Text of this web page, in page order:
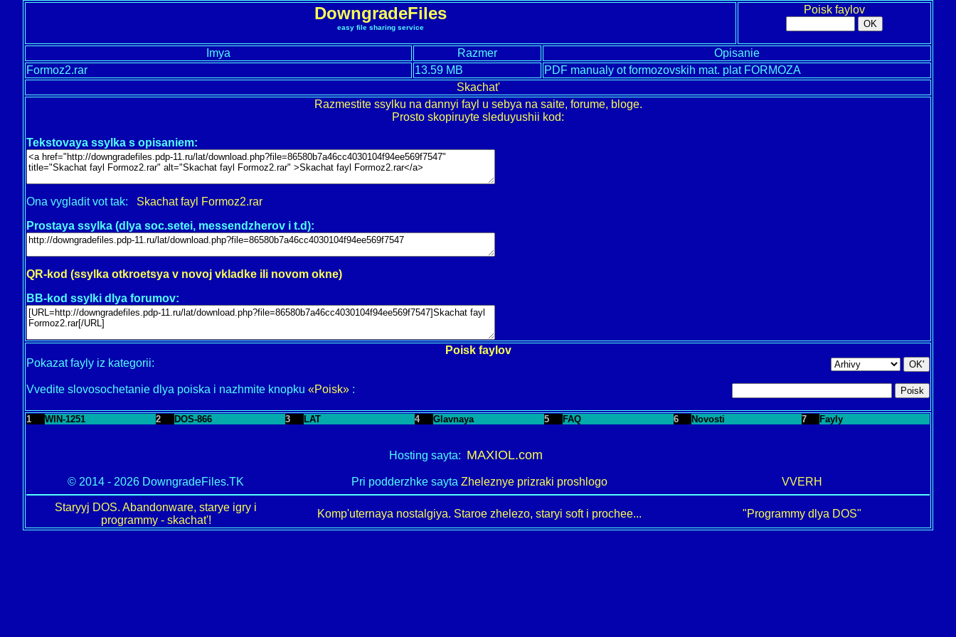
DowngradeFiles
easy file sharing service
Poisk faylov
Imya Razmer
Opisanie
Formoz2.rar
13.59 MB
PDF manualy ot formozovskih mat. plat FORMOZA
Skachat'
Razmestite ssylku na dannyi fayl u sebya na saite, forume, bloge.
Prosto skopiruyte sleduyushii kod:
Tekstovaya ssylka s opisaniem:
Ona vygladit vot tak: Skachat fayl Formoz2.rar
Prostaya ssylka (dlya soc.setei, messendzherov i t.d):
QR-kod (ssylka otkroetsya v novoj vkladke ili novom okne)
BB-kod ssylki dlya forumov:
Poisk faylov
Pokazat fayly iz kategorii:
Vvedite slovosochetanie dlya poiska i nazhmite knopku «Poisk» :
1 WIN-1251 2 DOS-866 3 LAT 4 Glavnaya 5 FAQ 6 Novosti 7 Fayly
Hosting sayta: MAXIOL.com
© 2014 - 2026 DowngradeFiles.TK Pri podderzhke sayta Zheleznye prizraki proshlogo VVERH
Staryyj DOS. Abandonware, starye igry i
programmy - skachat'!
Komp'uternaya nostalgiya. Staroe zhelezo, staryi soft i prochee... "Programmy dlya DOS"